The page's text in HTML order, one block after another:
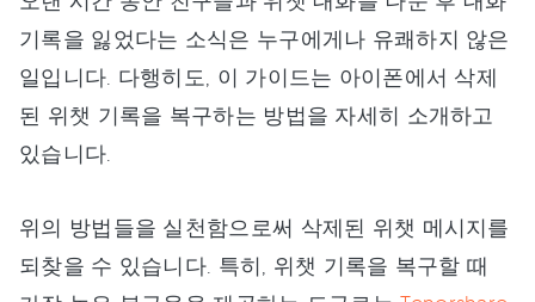
기록을 잃었다는 소식은 누구에게나 유쾌하지 않은
일입니다. 다행히도, 이 가이드는 아이폰에서 삭제
된 위챗 기록을 복구하는 방법을 자세히 소개하고
있습니다.
위의 방법들을 실천함으로써 삭제된 위챗 메시지를
되찾을 수 있습니다. 특히, 위챗 기록을 복구할 때